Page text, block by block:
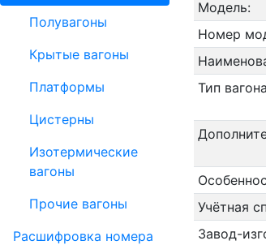
Полувагоны
Крытые вагоны
Платформы
Цистерны
Изотермические
вагоны
Прочие вагоны
Рас­шифров­ка номера
Модель:
Номер
Тип
Учётная
Завод-